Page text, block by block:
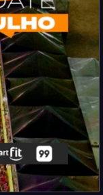
na região de
e muito mais.